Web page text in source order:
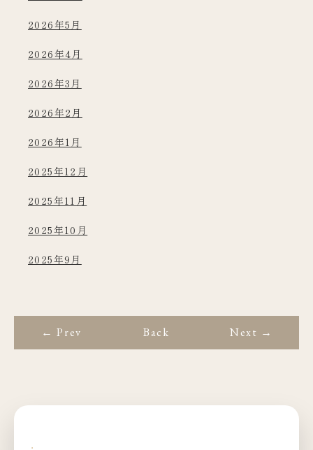
2026年5月
2026年4月
2026年3月
2026年2月
2026年1月
2025年12月
2025年11月
2025年10月
2025年9月
← Prev Back Next →